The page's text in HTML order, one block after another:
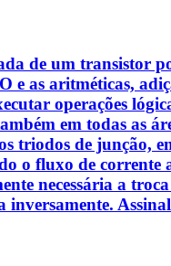
de um transistor
e as aritméticas,
operações
em todas as
triodos de junção,
o fluxo de corrente
necessária a